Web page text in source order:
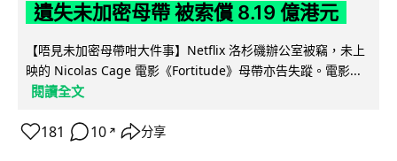
遺失未加密母帶 被索償 8.19 億港元
【唔見未加密母帶咁大件事】Netflix 洛杉磯辦公室被竊，未上
映的 Nicolas Cage 電影《Fortitude》母帶亦告失蹤。電影...
閱讀全文
181 10 ↗ 分享